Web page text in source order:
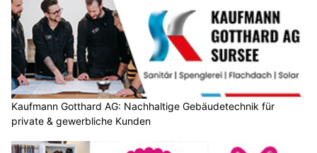
Kaufmann Gotthard AG: Nachhaltige Gebäudetechnik für
private & gewerbliche Kunden